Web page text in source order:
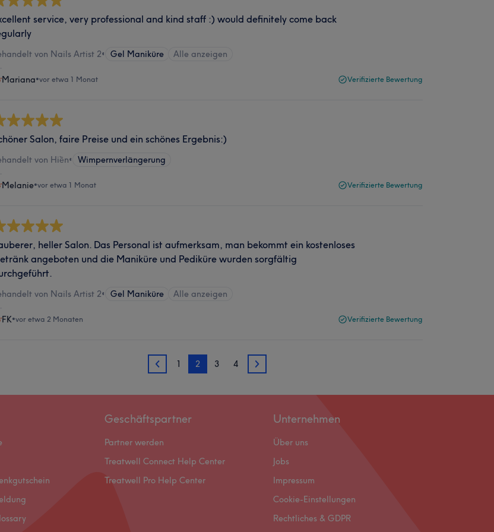
service, very professional and kind staff :) would definitely come back
von Nails Artist 2• Gel Maniküre Alle anzeigen
Mariana•vor etwa 1 Monat Verifizierte Bewertung
Salon, faire Preise und ein schönes Ergebnis:)
von Hiền• Wimpernverlängerung
Melanie•vor etwa 1 Monat Verifizierte Bewertung
heller Salon. Das Personal ist aufmerksam, man bekommt ein kostenloses
angeboten und die Maniküre und Pediküre wurden sorgfältig
von Nails Artist 2• Gel Maniküre Alle anzeigen
FK•vor etwa 2 Monaten Verifizierte Bewertung
1 1 2 3 4 3
Geschäftspartner
Partner werden
Treatwell Connect Help Center
Treatwell Pro Help Center
Unternehmen
Über uns
Jobs
Impressum
Cookie-Einstellungen
Rechtliches & GDPR